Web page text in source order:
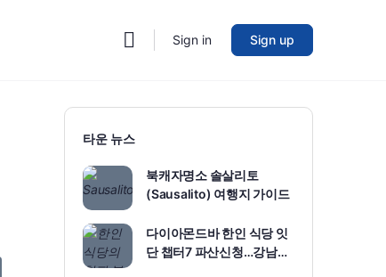
Sign in Sign up
타운 뉴스
북캐자명소 솔살리토
(Sausalito) 여행지 가이드
다이아몬드바 한인 식당 잇
단 챕터7 파산신청…강남…